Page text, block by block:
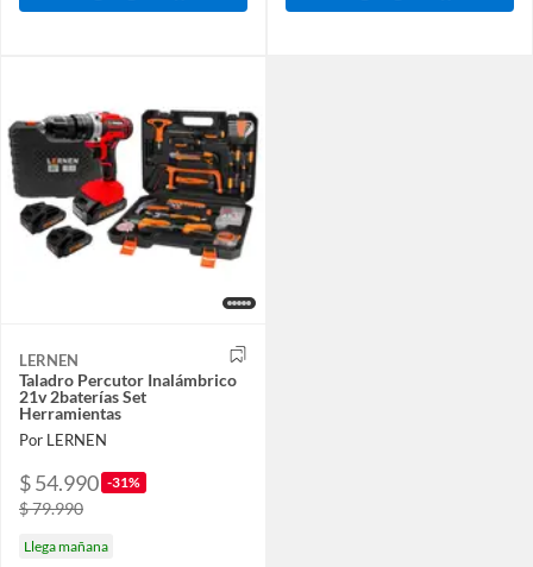
LERNEN
Taladro Percutor Inalámbrico
21v 2baterías Set
Herramientas
Por LERNEN
$ 54.990 -31%
$ 79.990
Llega mañana